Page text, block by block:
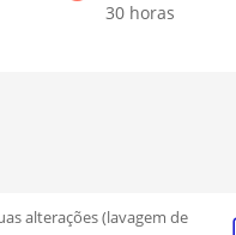
30 horas
alterações (lavagem de